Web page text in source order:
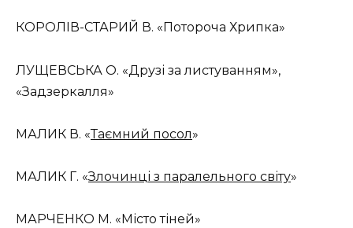
КОРОЛІВ-СТАРИЙ В. «Потороча Хрипка»
ЛУЩЕВСЬКА О. «Друзі за листуванням»,
«Задзеркалля»
МАЛИК В. «Таємний посол»
МАЛИК Г. «Злочинці з паралельного світу»
МАРЧЕНКО М. «Місто тіней»